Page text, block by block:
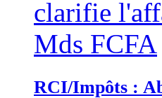
RCI/Impôts :